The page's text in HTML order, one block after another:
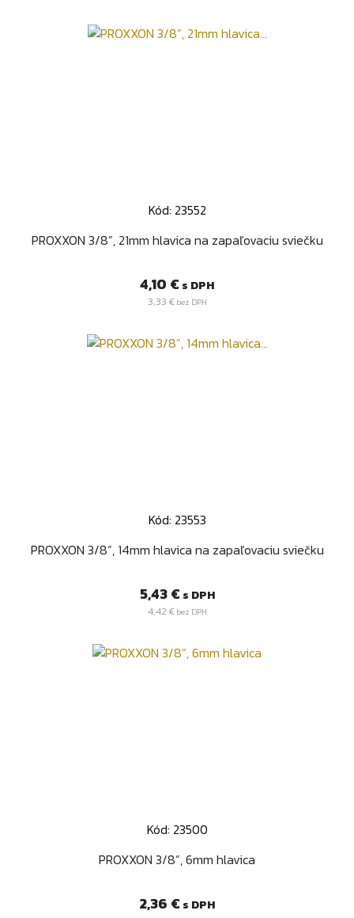
Kód: 23552
PROXXON 3/8”, 21mm hlavica na zapaľovaciu sviečku
Cena
4,10 € s DPH
3,33 €bez DPH
Kód: 23553
PROXXON 3/8”, 14mm hlavica na zapaľovaciu sviečku
Cena
5,43 € s DPH
4,42 €bez DPH
Kód: 23500
PROXXON 3/8”, 6mm hlavica
Cena
2,36 € s DPH